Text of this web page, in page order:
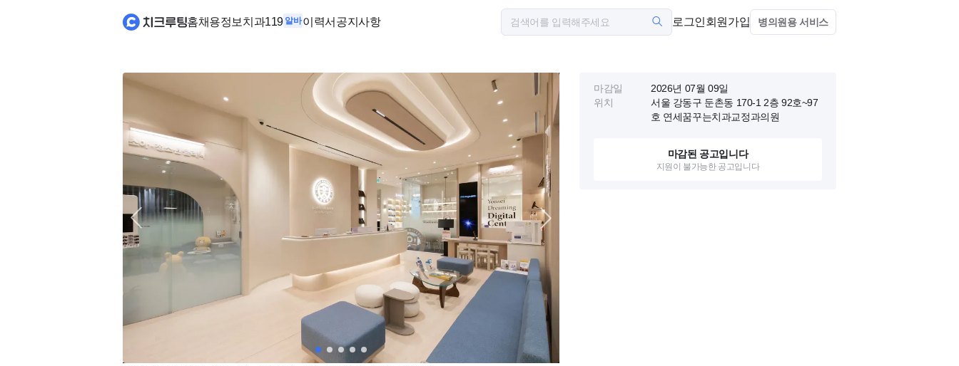
홈채용정보 치과119 알바이력서 공지사항 로그인회원가입 병의원용 서비스
마감일
2026년 07월 09일
위치
서울 강동구 둔촌동 170-1 2층 92호~97
호 연세꿈꾸는치과교정과의원
마감된 공고입니다
지원이 불가능한 공고입니다